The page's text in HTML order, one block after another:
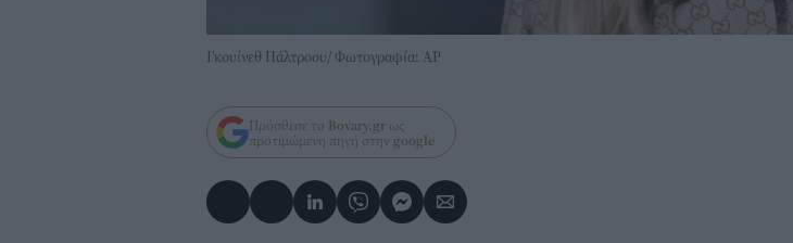
Γκουίνεθ Πάλτροου/ Φωτογραφία: AP
Πρόσθεσε το Bovary.gr ως
προτιμώμενη πηγή στην google